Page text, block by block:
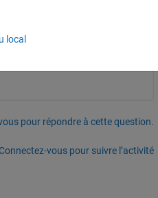
pour répondre à cette question.
vous pour suivre l’activité
local